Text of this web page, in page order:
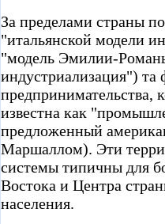
За пределами страны
"итальянской модели
"модель Эмилии-
индустриализация") та
предпринимательства,
известна как
предложенный
Маршаллом). Эти
системы типичны для
Востока и Центра
населения.